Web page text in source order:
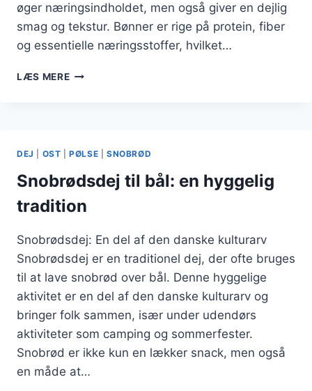
øger næringsindholdet, men også giver en dejlig
smag og tekstur. Bønner er rige på protein, fiber
og essentielle næringsstoffer, hvilket…
LÆS MERESNOBRØDSDEJ
SUND
UDGAVE
DEJ OST |PØLSE SNOBRØD
Snobrødsdej til bål: en hyggelig
tradition
Snobrødsdej: En del af den danske kulturarv
Snobrødsdej er en traditionel dej, der ofte bruges
til at lave snobrød over bål. Denne hyggelige
aktivitet er en del af den danske kulturarv og
bringer folk sammen, især under udendørs
aktiviteter som camping og sommerfester.
Snobrød er ikke kun en lækker snack, men også
en måde at…